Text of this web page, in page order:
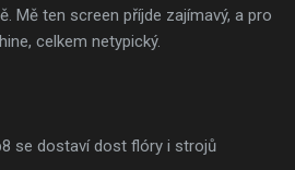
Mě ten screen příjde zajímavý, a pro
celkem netypický.
se dostaví dost flóry i strojů